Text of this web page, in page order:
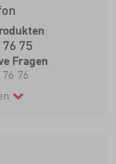
:
75
Fragen:
76